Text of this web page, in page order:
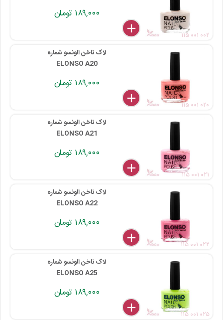
۱۸۹,۰۰۰ تومان
delete
remove
add
۱۱۵ ۰۰۱ ۰۰۲
لاک ناخن الونسو شماره
ELONSO A20
۱۸۹,۰۰۰ تومان
delete
remove
add
۱۱۵ ۰۰۱ ۰۲۰
لاک ناخن الونسو شماره
ELONSO A21
۱۸۹,۰۰۰ تومان
delete
remove
add
۱۱۵ ۰۰۱ ۰۲۱
لاک ناخن الونسو شماره
ELONSO A22
۱۸۹,۰۰۰ تومان
delete
remove
add
۱۱۵ ۰۰۱ ۰۲۲
لاک ناخن الونسو شماره
ELONSO A25
۱۸۹,۰۰۰ تومان
delete
remove
add
۱۱۵ ۰۰۱ ۰۲۵